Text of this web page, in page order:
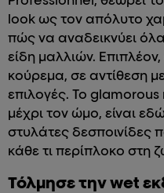
look ως τον απόλυτο
πώς να αναδεικνύει
είδη μαλλιών.
κούρεμα, σε αντίθεση
επιλογές. Το
μέχρι τον ώμο, είναι
στυλάτες δεσποινίδες
κάθε τι περίπλοκο στη
Τόλμησε την wet